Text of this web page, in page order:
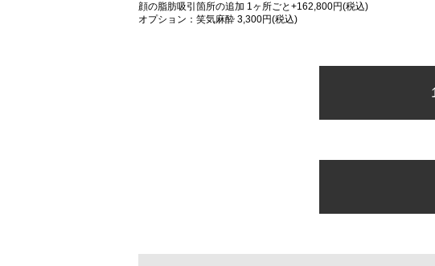
顔の脂肪吸引箇所の追加 1ヶ所ごと+162,800円(税込)
オプション：笑気麻酔 3,300円(税込)